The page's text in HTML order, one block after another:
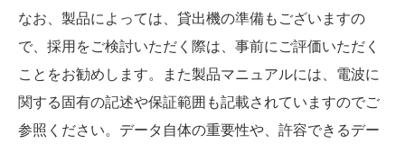
なお、製品によっては、貸出機の準備もございますの
で、採用をご検討いただく際は、事前にご評価いただく
ことをお勧めします。また製品マニュアルには、電波に
関する固有の記述や保証範囲も記載されていますのでご
参照ください。データ自体の重要性や、許容できるデー